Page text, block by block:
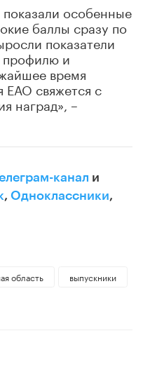
особенные
баллы сразу по
показатели
профилю и
время
ЕАО свяжется с
наград», –
канал и
, Одноклассники,
область
выпускники